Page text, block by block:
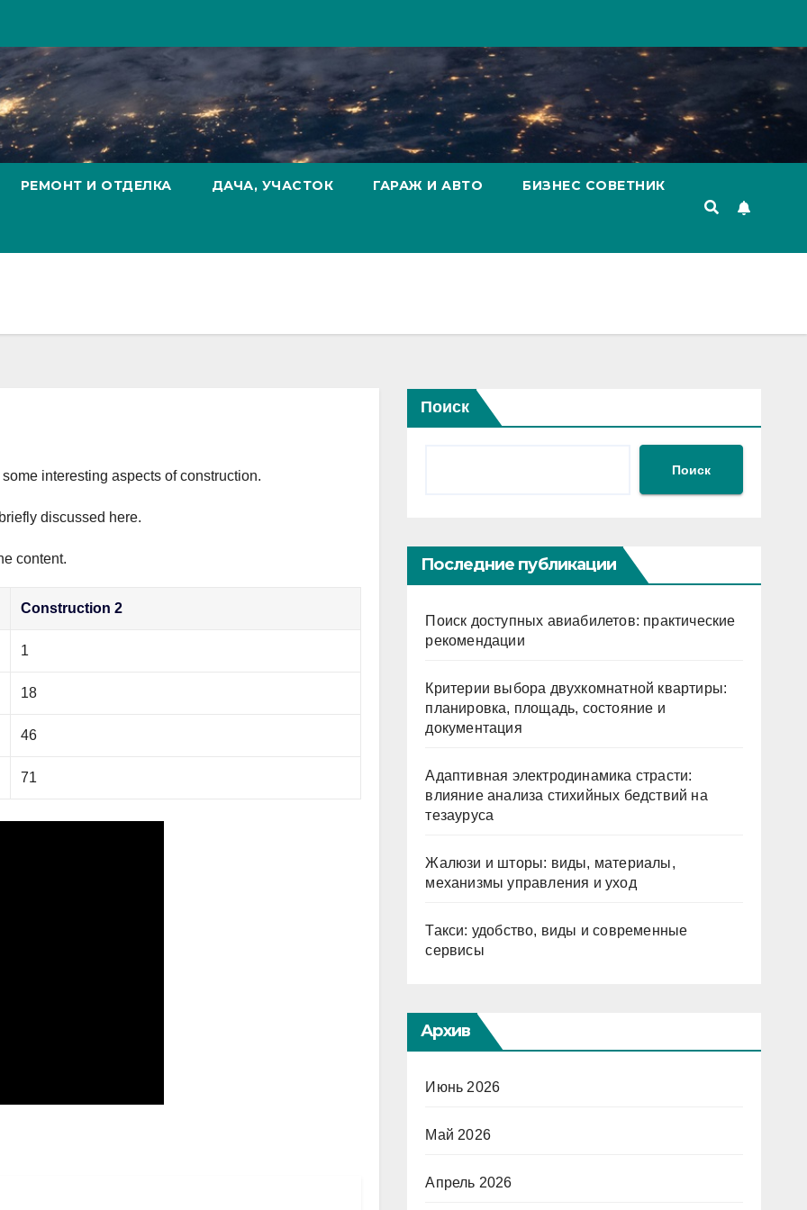
РЕМОНТ И ОТДЕЛКА ДАЧА, УЧАСТОК ГАРАЖ И АВТО БИЗНЕС СОВЕТНИК
interesting aspects of construction.
discussed here.
content.
Construction 2
1
18
46
71
Поиск
Поиск
Последние публикации
Поиск доступных авиабилетов: практические
рекомендации
Критерии выбора двухкомнатной квартиры:
планировка, площадь, состояние и
документация
Адаптивная электродинамика страсти:
влияние анализа стихийных бедствий на
тезауруса
Жалюзи и шторы: виды, материалы,
механизмы управления и уход
Такси: удобство, виды и современные
сервисы
Архив
Июнь 2026
Май 2026
Апрель 2026